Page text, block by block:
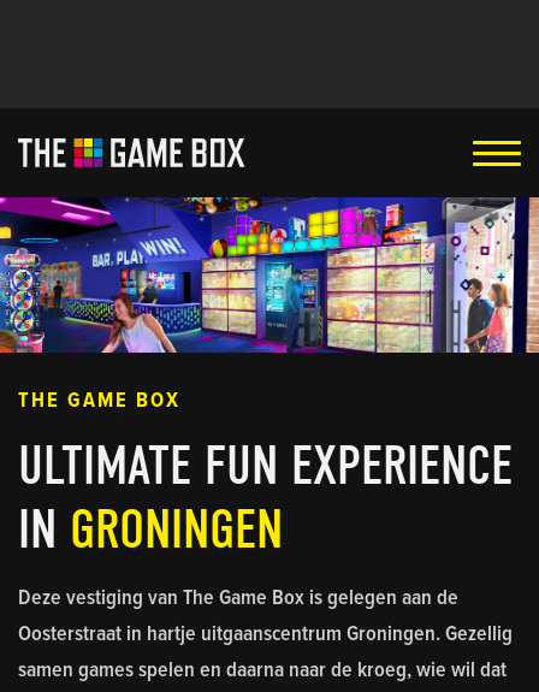
THE GAME BOX
ULTIMATE FUN EXPERIENCE
IN GRONINGEN
Deze vestiging van The Game Box is gelegen aan de
Oosterstraat in hartje uitgaanscentrum Groningen. Gezellig
samen games spelen en daarna naar de kroeg, wie wil dat